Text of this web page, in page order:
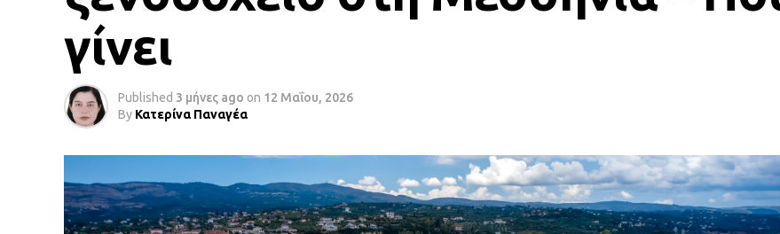
γίνει
Published 3 μήνες ago on 12 Μαΐου, 2026
By Κατερίνα Παναγέα